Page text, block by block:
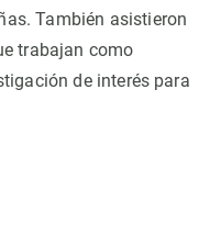
También asistieron
trabajan como
de interés para